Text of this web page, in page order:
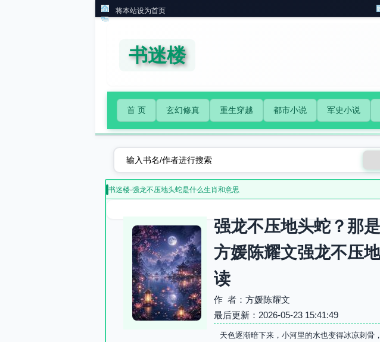
将本站设为首页
书迷楼
首 页 玄幻修真 重生穿越 都市小说 军史小说
书迷楼-强龙不压地头蛇是什么生肖和意思
强龙不压地头蛇？那
方媛陈耀文强龙不压
读
作 者：方媛陈耀文
最后更新：2026-05-23 15:41:49
天色逐渐暗下来，小河里的水也变得冰凉刺